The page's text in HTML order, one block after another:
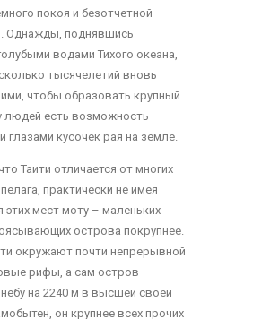
покоя и безотчетной
Однажды, поднявшись
водами Тихого океана,
тысячелетий вновь
чтобы образовать крупный
людей есть возможность
глазами кусочек рая на земле.
Таити отличается от многих
практически не имея
мест моту – маленьких
острова покрупнее.
окружают почти непрерывной
рифы, а сам остров
на 2240 м в высшей своей
он крупнее всех прочих